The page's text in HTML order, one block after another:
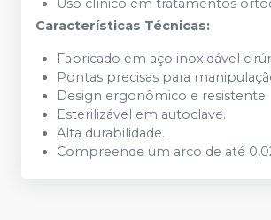
Uso clínico em tratamentos
Características Técnicas:
Fabricado em aço inoxidável
Pontas precisas para
Design ergonômico e resistente.
Esterilizável em autoclave.
Alta durabilidade.
Compreende um arco de até